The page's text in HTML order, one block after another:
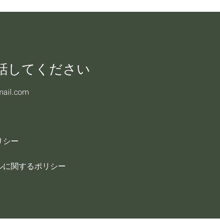
してください
シー
関するポリシー